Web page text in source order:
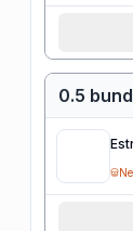
0.5